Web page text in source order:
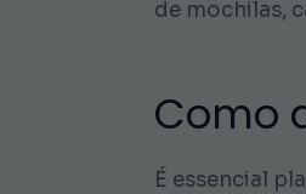
de mochilas,
Como
É essencial